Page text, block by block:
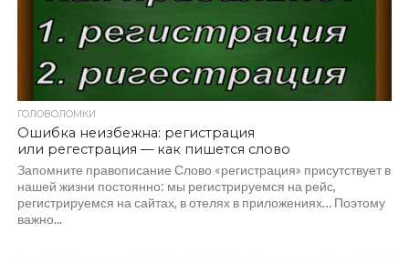
ГОЛОВОЛОМКИ
Ошибка неизбежна: регистрация
или регестрация — как пишется слово
Запомните правописание Слово «регистрация» присутствует в
нашей жизни постоянно: мы регистрируемся на рейс,
регистрируемся на сайтах, в отелях в приложениях… Поэтому
важно...